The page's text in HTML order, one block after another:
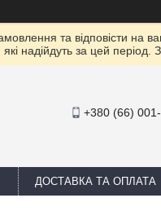
та відповісти на
надійдуть за цей
+380 (66)
ДОСТАВКА ТА ОПЛАТА